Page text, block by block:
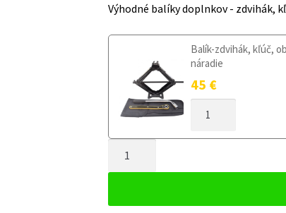
Výhodné balíky doplnkov - zdvihák,
Balík-zdvihák, kľúč,
náradie
45 €
DOJAZDOVÉ
OD
145/80R18